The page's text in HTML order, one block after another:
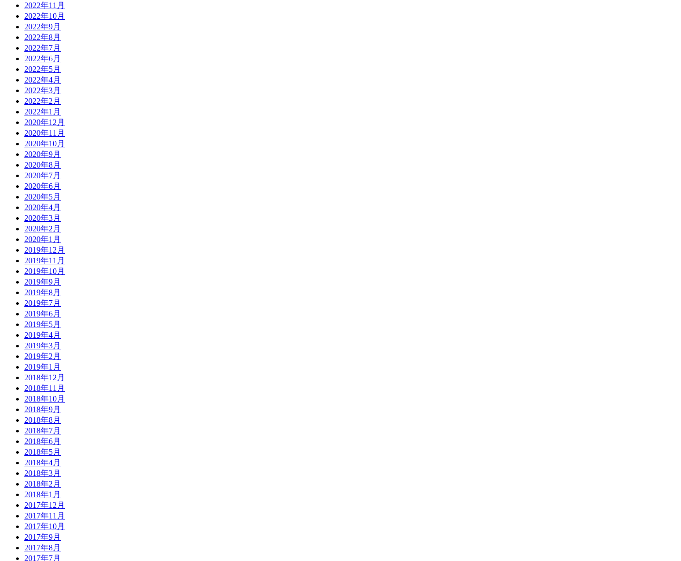
2022年11月
2022年10月
2022年9月
2022年8月
2022年7月
2022年6月
2022年5月
2022年4月
2022年3月
2022年2月
2022年1月
2020年12月
2020年11月
2020年10月
2020年9月
2020年8月
2020年7月
2020年6月
2020年5月
2020年4月
2020年3月
2020年2月
2020年1月
2019年12月
2019年11月
2019年10月
2019年9月
2019年8月
2019年7月
2019年6月
2019年5月
2019年4月
2019年3月
2019年2月
2019年1月
2018年12月
2018年11月
2018年10月
2018年9月
2018年8月
2018年7月
2018年6月
2018年5月
2018年4月
2018年3月
2018年2月
2018年1月
2017年12月
2017年11月
2017年10月
2017年9月
2017年8月
2017年7月